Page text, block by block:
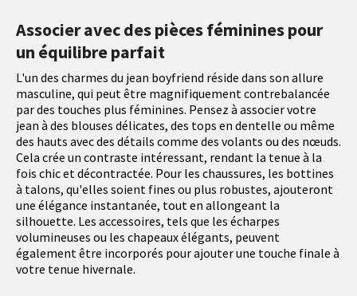
Associer avec des pièces féminines pour
un équilibre parfait
L'un des charmes du jean boyfriend réside dans son allure
masculine, qui peut être magnifiquement contrebalancée
par des touches plus féminines. Pensez à associer votre
jean à des blouses délicates, des tops en dentelle ou même
des hauts avec des détails comme des volants ou des nœuds.
Cela crée un contraste intéressant, rendant la tenue à la
fois chic et décontractée. Pour les chaussures, les bottines
à talons, qu'elles soient fines ou plus robustes, ajouteront
une élégance instantanée, tout en allongeant la
silhouette. Les accessoires, tels que les écharpes
volumineuses ou les chapeaux élégants, peuvent
également être incorporés pour ajouter une touche finale à
votre tenue hivernale.